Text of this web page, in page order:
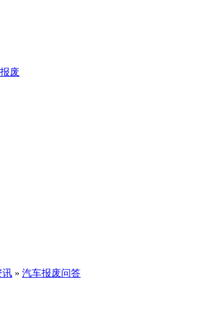
废
讯 » 汽车报废问答